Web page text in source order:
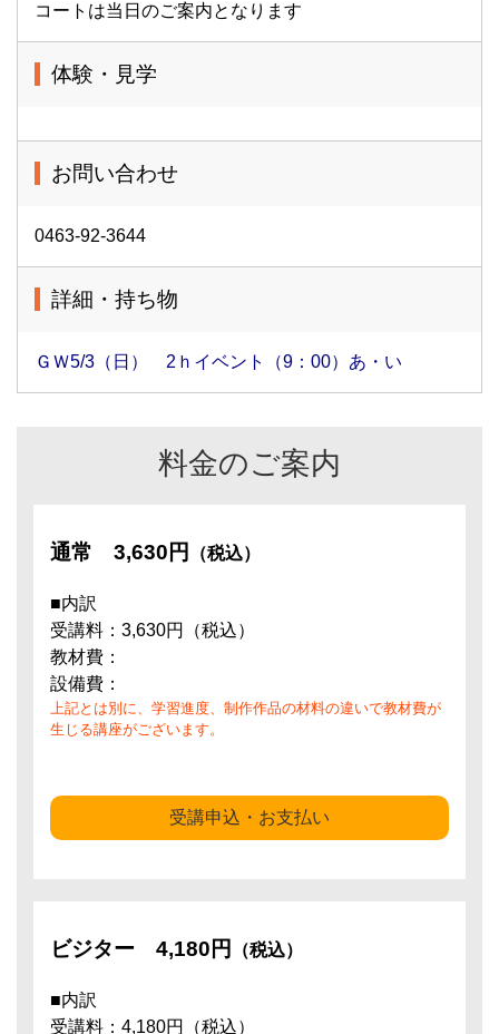
コートは当日のご案内となります
体験・見学
お問い合わせ
0463-92-3644
詳細・持ち物
ＧＷ5/3（日） 2ｈイベント（9：00）あ・い
料金のご案内
通常 3,630円 （税込）
■内訳
受講料：3,630円（税込）
教材費：
設備費：
上記とは別に、学習進度、制作作品の材料の違いで教材費が
生じる講座がございます。
受講申込・お支払い
ビジター 4,180円 （税込）
■内訳
受講料：4,180円（税込）